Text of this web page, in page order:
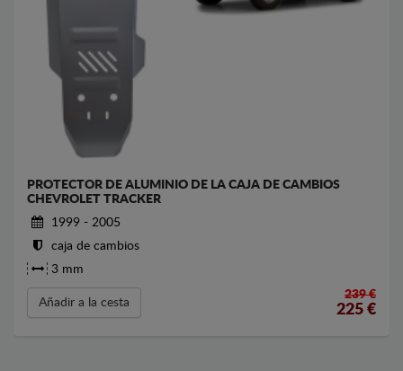
PROTECTOR DE ALUMINIO DE LA CAJA DE CAMBIOS
CHEVROLET TRACKER
1999 - 2005
caja de cambios
3 mm
Añadir a la cesta
239 €
225 €